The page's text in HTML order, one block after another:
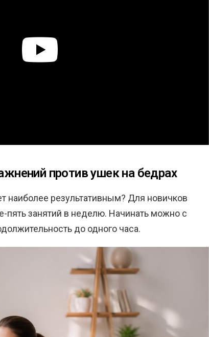
против ушек на бедрах
наиболее результативным? Для новичков
пять занятий в неделю. Начинать можно с
до одного часа.